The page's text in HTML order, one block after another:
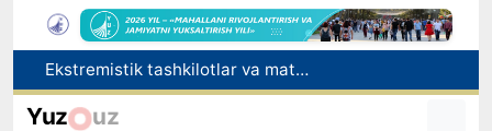
O‘zbekiston Jurnalistlar uyushmasi qoshida Blogerlar ijodiy kengashi tashkil etildi
Kredit va moliyaviy xizmatlar reklamasiga ogohlantirish talabi kiritiladi
Yuz uz